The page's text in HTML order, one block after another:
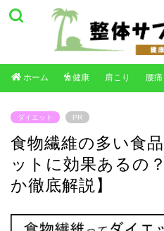
ホーム 健康 肩こり 腰痛
ダイエット PR
食物繊維の多い食
ットに効果あるの
か徹底解説】